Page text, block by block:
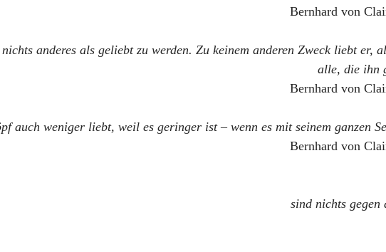
Bernhard von
anderes als geliebt zu werden. Zu keinem anderen Zweck liebt er,
alle, die ihn
Bernhard von
auch weniger liebt, weil es geringer ist – wenn es mit seinem ganzen
Bernhard von
sind nichts gegen